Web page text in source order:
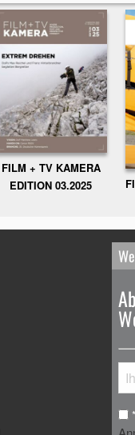
FILM + TV KAMERA
EDITION 03.2025
*